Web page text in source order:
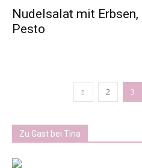
Nudelsalat mit
Pesto
2 3
Zu Gast bei Tina